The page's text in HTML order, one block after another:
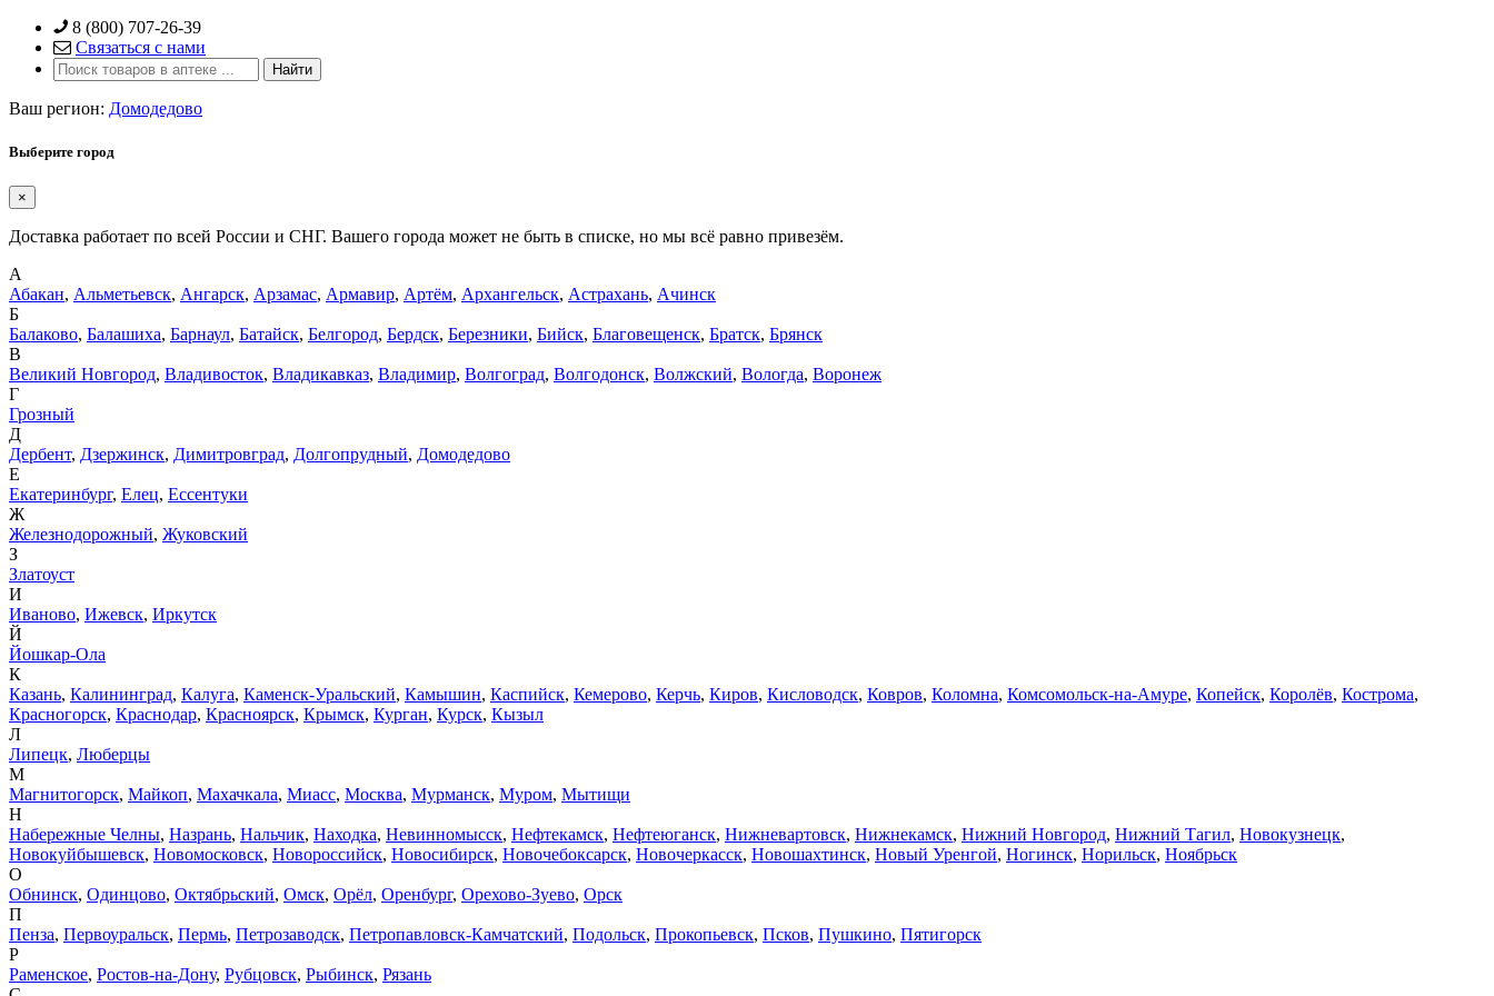
Skip
content
8 (800) 707-26-39
Связаться с нами
Ваш регион: Домодедово
Выберите город
×
Доставка работает по всей России и СНГ. Вашего города может не быть в списке, но мы всё равно привезём.
А
Абакан, Альметьевск, Ангарск, Арзамас, Армавир, Артём, Архангельск, Астрахань, Ачинск
Б
Балаково, Балашиха, Барнаул, Батайск, Белгород, Бердск, Березники, Бийск, Благовещенск, Братск, Брянск
В
Великий Новгород, Владивосток, Владикавказ, Владимир, Волгоград, Волгодонск, Волжский, Вологда, Воронеж
Г
Грозный
Д
Дербент, Дзержинск, Димитровград, Долгопрудный, Домодедово
Е
Екатеринбург, Елец, Ессентуки
Ж
Железнодорожный, Жуковский
З
Златоуст
И
Иваново, Ижевск, Иркутск
Й
Йошкар-Ола
К
Казань, Калининград, Калуга, Каменск-Уральский, Камышин, Каспийск, Кемерово, Керчь, Киров, Кисловодск, Ковров, Коломна, Комсомольск-на-Амуре, Копейск, Королёв, Кострома,
Красногорск, Краснодар, Красноярск, Крымск, Курган, Курск, Кызыл
Л
Липецк, Люберцы
М
Магнитогорск, Майкоп, Махачкала, Миасс, Москва, Мурманск, Муром, Мытищи
Н
Набережные Челны, Назрань, Нальчик, Находка, Невинномысск, Нефтекамск, Нефтеюганск, Нижневартовск, Нижнекамск, Нижний Новгород, Нижний Тагил, Новокузнецк,
Новокуйбышевск, Новомосковск, Новороссийск, Новосибирск, Новочебоксарск, Новочеркасск, Новошахтинск, Новый Уренгой, Ногинск, Норильск, Ноябрьск
О
Обнинск, Одинцово, Октябрьский, Омск, Орёл, Оренбург, Орехово-Зуево, Орск
П
Пенза, Первоуральск, Пермь, Петрозаводск, Петропавловск-Камчатский, Подольск, Прокопьевск, Псков, Пушкино, Пятигорск
Р
Раменское, Ростов-на-Дону, Рубцовск, Рыбинск, Рязань